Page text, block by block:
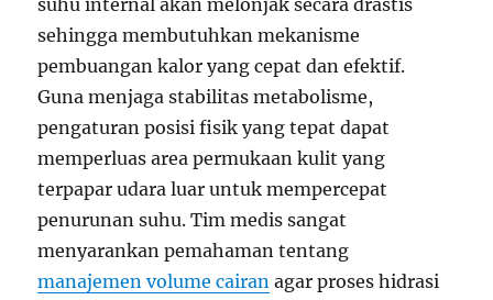
suhu internal akan melonjak secara drastis
sehingga membutuhkan mekanisme
pembuangan kalor yang cepat dan efektif.
Guna menjaga stabilitas metabolisme,
pengaturan posisi fisik yang tepat dapat
memperluas area permukaan kulit yang
terpapar udara luar untuk mempercepat
penurunan suhu. Tim medis sangat
menyarankan pemahaman tentang
manajemen volume cairan agar proses hidrasi